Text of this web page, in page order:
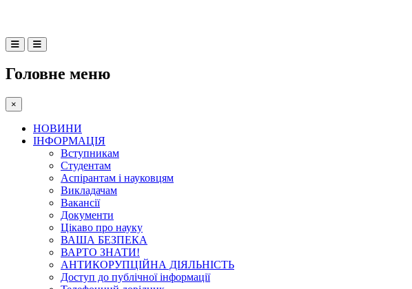
Головне меню
×
НОВИНИ
ІНФОРМАЦІЯ
Вступникам
Студентам
Аспірантам і науковцям
Викладачам
Вакансії
Документи
Цікаво про науку
ВАША БЕЗПЕКА
ВАРТО ЗНАТИ!
АНТИКОРУПЦІЙНА ДІЯЛЬНІСТЬ
Доступ до публічної інформації